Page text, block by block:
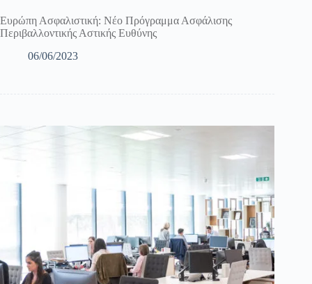
Ευρώπη Ασφαλιστική: Νέο Πρόγραμμα Ασφάλισης
Περιβαλλοντικής Αστικής Ευθύνης
06/06/2023